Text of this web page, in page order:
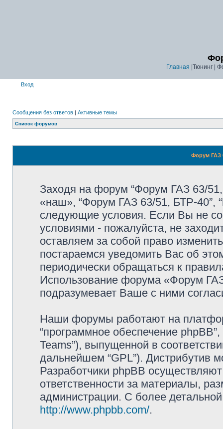
Главная |Тюнинг |
Вход
Сообщения без ответов | Активные темы
Список форумов
Форум ГАЗ
Заходя на форум “Форум ГАЗ 63/
«наш», “Форум ГАЗ 63/51, БТР-40”,
следующие условия. Если Вы не
условиями - пожалуйста, не
оставляем за собой право
постараемся уведомить Вас об
периодически обращаться к
Использование форума «Форум
подразумевает Ваше с ними
Наши форумы работают на
“программное обеспечение
Teams”), выпущенной в
дальнейшем “GPL”). Дистрибутив
Разработчики phpBB
ответственности за материалы,
администрации. С более
http://www.phpbb.com/.